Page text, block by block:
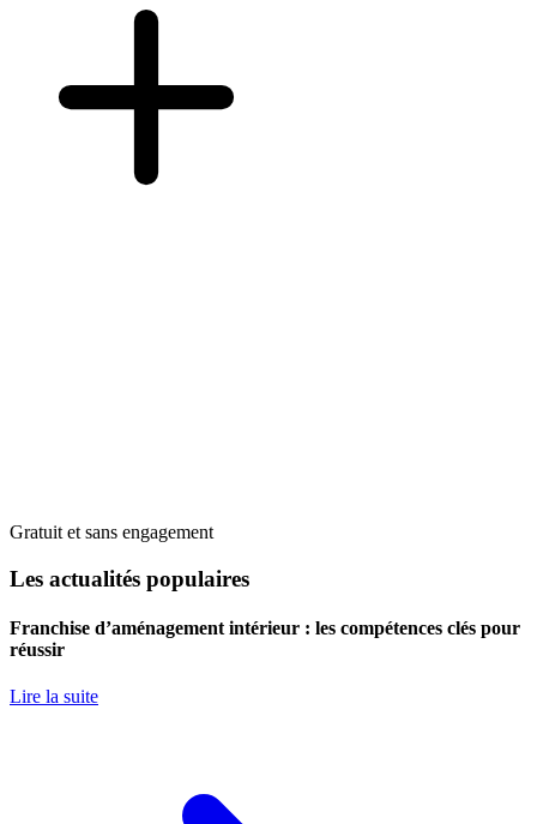
Gratuit et sans engagement
Les actualités populaires
Franchise d’aménagement intérieur : les compétences clés pour
réussir
Lire la suite